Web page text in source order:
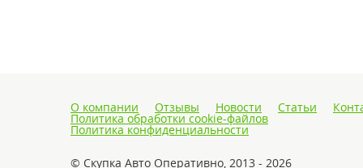
О компании Отзывы Новости Статьи
Политика обработки cookie-файлов
Политика конфиденциальности
© Скупка Авто Оперативно, 2013 - 2026